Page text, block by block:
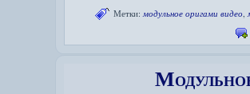
Метки: модульное оригами видео,